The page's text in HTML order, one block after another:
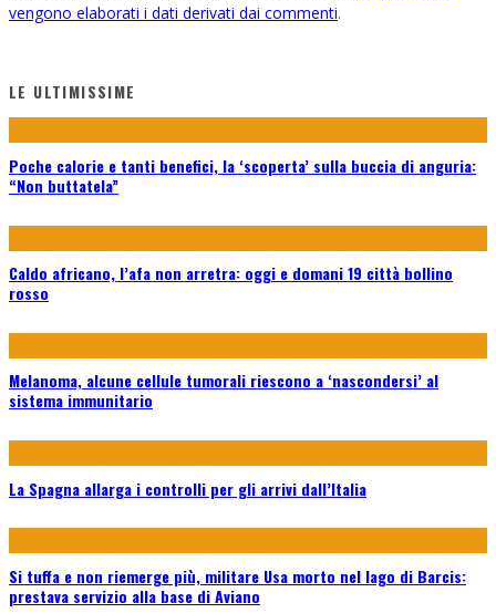
vengono elaborati i dati derivati dai commenti.
LE ULTIMISSIME
Poche calorie e tanti benefici, la ‘scoperta’ sulla buccia di anguria:
“Non buttatela”
Caldo africano, l’afa non arretra: oggi e domani 19 città bollino
rosso
Melanoma, alcune cellule tumorali riescono a ‘nascondersi’ al
sistema immunitario
La Spagna allarga i controlli per gli arrivi dall’Italia
Si tuffa e non riemerge più, militare Usa morto nel lago di Barcis:
prestava servizio alla base di Aviano